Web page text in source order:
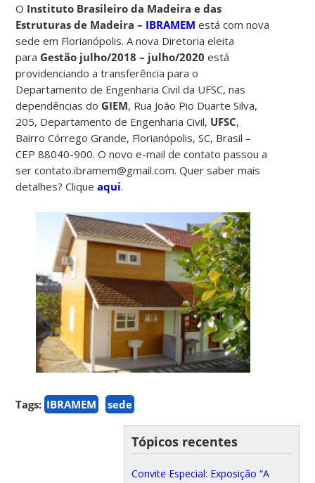
O Instituto Brasileiro da Madeira e das
Estruturas de Madeira – IBRAMEM está com nova
sede em Florianópolis. A nova Diretoria eleita
para Gestão julho/2018 – julho/2020 está
providenciando a transferência para o
Departamento de Engenharia Civil da UFSC, nas
dependências do GIEM, Rua João Pio Duarte Silva,
205, Departamento de Engenharia Civil, UFSC,
Bairro Córrego Grande, Florianópolis, SC, Brasil –
CEP 88040-900. O novo e-mail de contato passou a
ser contato.ibramem@gmail.com. Quer saber mais
detalhes? Cliqueaqui.
Tags: IBRAMEM sede
Tópicos recentes
Convite Especial: Exposição “A